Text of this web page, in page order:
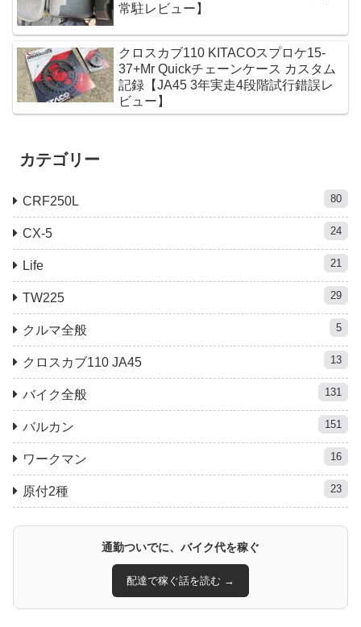
常駐レビュー】
クロスカブ110 KITACOスプロケ15-
37+Mr Quickチェーンケース カスタム
記録【JA45 3年実走4段階試行錯誤レ
ビュー】
カテゴリー
CRF250L 80
CX-5 24
Life 21
TW225 29
クルマ全般 5
クロスカブ110 JA45 13
バイク全般 131
バルカン 151
ワークマン 16
原付2種 23
通勤ついでに、バイク代を稼ぐ
配達で稼ぐ話を読む →